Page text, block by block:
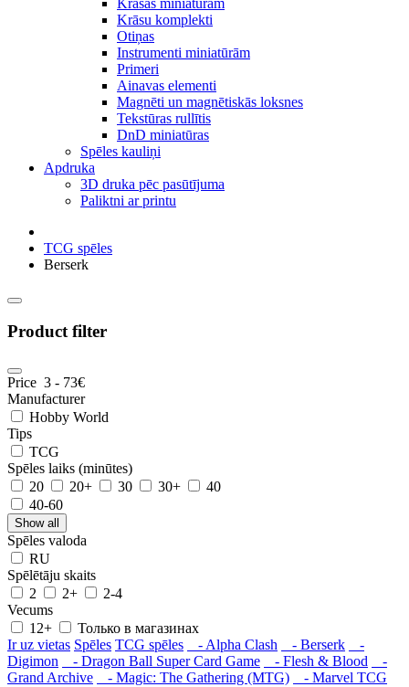
Krāsas miniatūrām
Krāsu komplekti
Otiņas
Instrumenti miniatūrām
Primeri
Ainavas elementi
Magnēti un magnētiskās loksnes
Tekstūras rullītis
DnD miniatūras
Spēles kauliņi
Apdruka
3D druka pēc pasūtījuma
Paliktni ar printu
TCG spēles
Berserk
Product filter
Price 3 - 73€
Manufacturer
Hobby World
Tips
TCG
Spēles laiks (minūtes)
20
20+ 30 30+
40
40-60
Show all
Spēles valoda
RU
Spēlētāju skaits
2
2+
2-4
Vecums
12+
Только в магазинах
Ir uz vietas Spēles TCG spēles - Alpha Clash - Berserk
-
Digimon
- Dragon Ball Super Card Game - Flesh & Blood
-
Grand Archive
- Magic: The Gathering (MTG)
- Marvel TCG